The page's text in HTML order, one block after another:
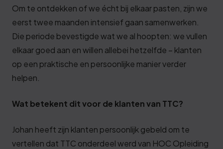
Om te ontdekken of we écht bij elkaar pasten, zijn we
eerst twee maanden intensief gaan samenwerken.
Die periode bevestigde wat we al hoopten: we vullen
elkaar goed aan en willen allebei hetzelfde – klanten
op een praktische en persoonlijke manier verder
helpen.
Wat betekent dit voor de klanten van TTC?
Johan heeft zijn klanten persoonlijk gebeld om te
vertellen dat TTC onderdeel werd van HOC Opleiding